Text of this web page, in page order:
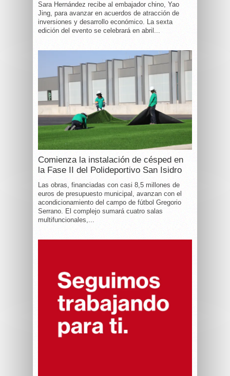
Sara Hernández recibe al embajador chino, Yao
Jing, para avanzar en acuerdos de atracción de
inversiones y desarrollo económico. La sexta
edición del evento se celebrará en abril...
Comienza la instalación de césped en
la Fase II del Polideportivo San Isidro
Las obras, financiadas con casi 8,5 millones de
euros de presupuesto municipal, avanzan con el
acondicionamiento del campo de fútbol Gregorio
Serrano. El complejo sumará cuatro salas
multifuncionales,...